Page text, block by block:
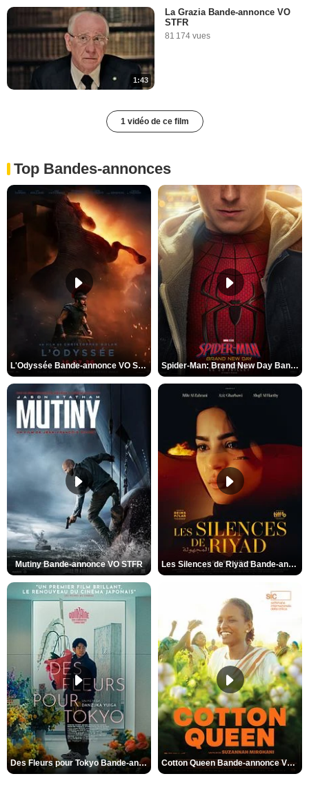
1:43
La Grazia Bande-annonce VO
STFR
81 174 vues
1 vidéo de ce film
Top Bandes-annonces
L'Odyssée Bande-annonce VO STFR Spider-Man: Brand New Day Bande-annonce VO STFR
Mutiny Bande-annonce VO STFR Les Silences de Riyad Bande-annonce VO STFR
Des Fleurs pour Tokyo Bande-annonce VO STFR Cotton Queen Bande-annonce VO STFR